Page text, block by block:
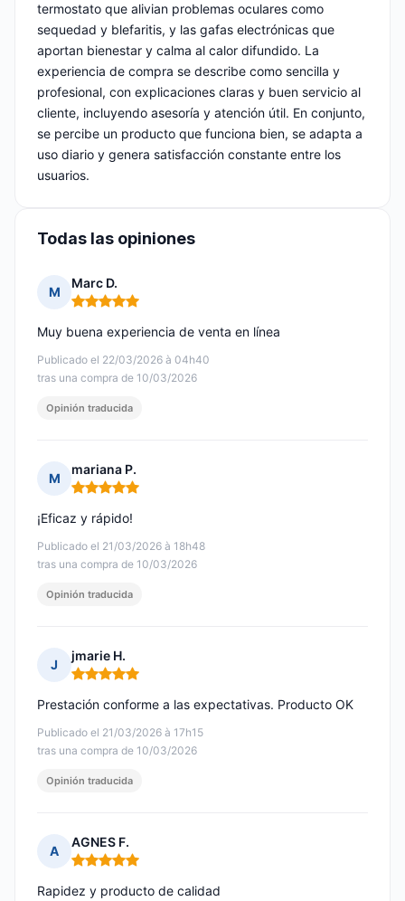
termostato que alivian problemas oculares como
sequedad y blefaritis, y las gafas electrónicas que
aportan bienestar y calma al calor difundido. La
experiencia de compra se describe como sencilla y
profesional, con explicaciones claras y buen servicio al
cliente, incluyendo asesoría y atención útil. En conjunto,
se percibe un producto que funciona bien, se adapta a
uso diario y genera satisfacción constante entre los
usuarios.
Todas las opiniones
M
Marc D.
Nota: 5 de 5
Publicado el 22/03/2026 à 04h40
tras una compra de 10/03/2026
Muy buena experiencia de venta en línea
Opinión traducida
M
mariana P.
Nota: 5 de 5
Publicado el 21/03/2026 à 18h48
tras una compra de 10/03/2026
¡Eficaz y rápido!
Opinión traducida
J
jmarie H.
Nota: 5 de 5
Publicado el 21/03/2026 à 17h15
tras una compra de 10/03/2026
Prestación conforme a las expectativas. Producto OK
Opinión traducida
A
AGNES F.
Nota: 5 de 5
Rapidez y producto de calidad